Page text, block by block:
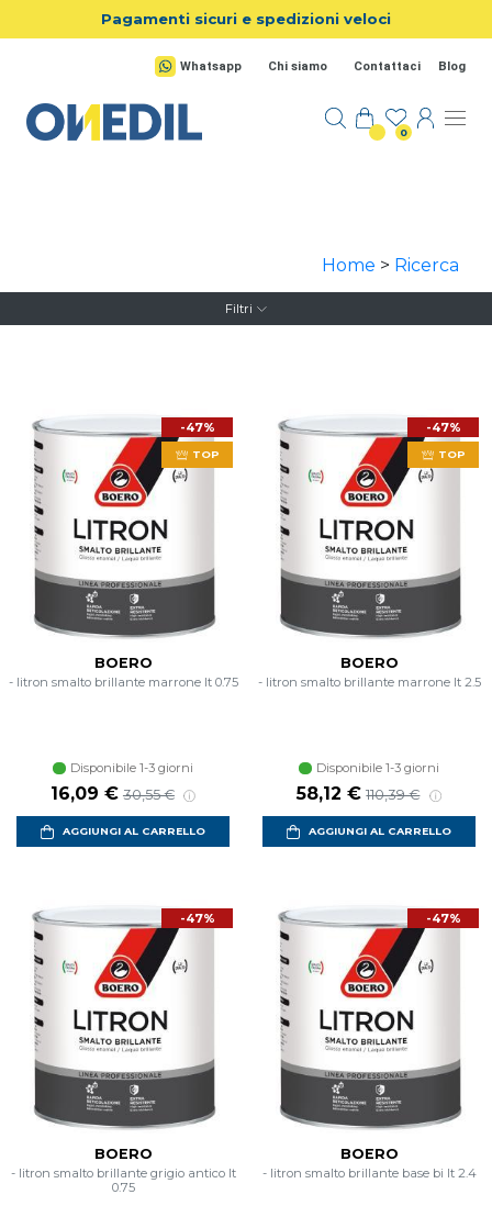
Salta al contenuto principale
Pagamenti sicuri e spedizioni veloci
Whatsapp Chi siamo Contattaci Blog
0
Home > Ricerca
Filtri
-47%
TOP
BOERO
- litron smalto brillante marrone lt 0.75
Disponibile 1-3 giorni
16,09 € 30,55 €
AGGIUNGI AL CARRELLO
-47%
TOP
BOERO
- litron smalto brillante marrone lt 2.5
Disponibile 1-3 giorni
58,12 € 110,39 €
AGGIUNGI AL CARRELLO
-47%
BOERO
- litron smalto brillante grigio antico lt
0.75
-47%
BOERO
- litron smalto brillante base bi lt 2.4